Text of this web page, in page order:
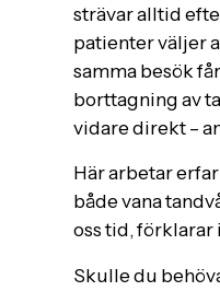
strävar alltid
patienter väljer
samma besök
borttagning av
vidare direkt –
Här arbetar
både vana
oss tid, förklarar
Skulle du